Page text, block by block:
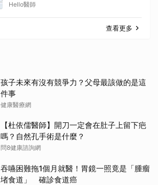
Hello醫師
查看更多
孩子未來有沒有競爭力？父母最該做的是這
件事
健康醫療網
【杜依儒醫師】開刀一定會在肚子上留下疤
嗎？自然孔手術是什麼？
問8健康諮詢網
吞嚥困難拖1個月就醫！胃鏡一照竟是「腫瘤
堵食道」 確診食道癌